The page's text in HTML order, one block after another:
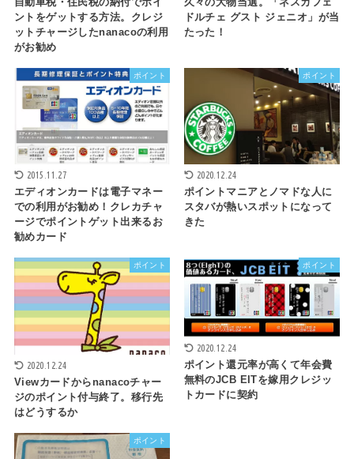
ントをゲットする方法。クレジ
ットチャージしたnanacoの利用
がお勧め
ドルチェ グスト ジェニオ」が当
たった！
ポイント
2015.11.27
エディオンカードは電子マネー
での利用がお勧め！クレカチャ
ージでポイントゲット出来るお
勧めカード
ポイント
2020.12.24
ポイントマニアとノマドな人に
スタバが熱いスポットになって
きた
ポイント
2020.12.24
Viewカードからnanacoチャー
ジのポイント付与終了。移行先
はどうするか
ポイント
2020.12.24
ポイント還元率が高くて年会費
無料のJCB EITを嫁用クレジッ
トカードに契約
ポイント